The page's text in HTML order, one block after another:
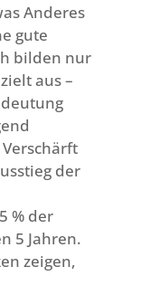
Anderes
gute
bilden nur
aus –
der
% der
5 Jahren.
zeigen,